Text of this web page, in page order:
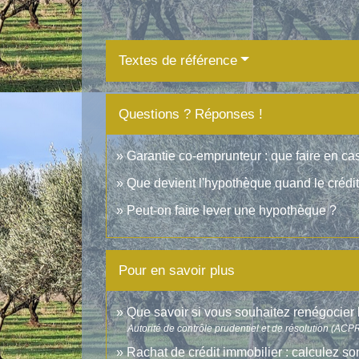
Textes de référence
Questions ? Réponses !
Garantie co-emprunteur : que faire en
Que devient l'hypothèque quand le
Peut-on faire lever une hypothèque ?
Pour en savoir plus
Que savoir si vous souhaitez
Autorité de contrôle prudentiel et de résolution
Rachat de crédit immobilier : calculez